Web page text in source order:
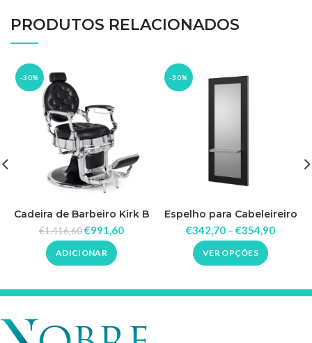
PRODUTOS RELACIONADOS
-30%
Cadeira de Barbeiro Kirk B
€1.416,60€991,60
ADICIONAR
-30%
Espelho para Cabeleireiro
Patrick
€342,70 – €354,90
VER OPÇÕES